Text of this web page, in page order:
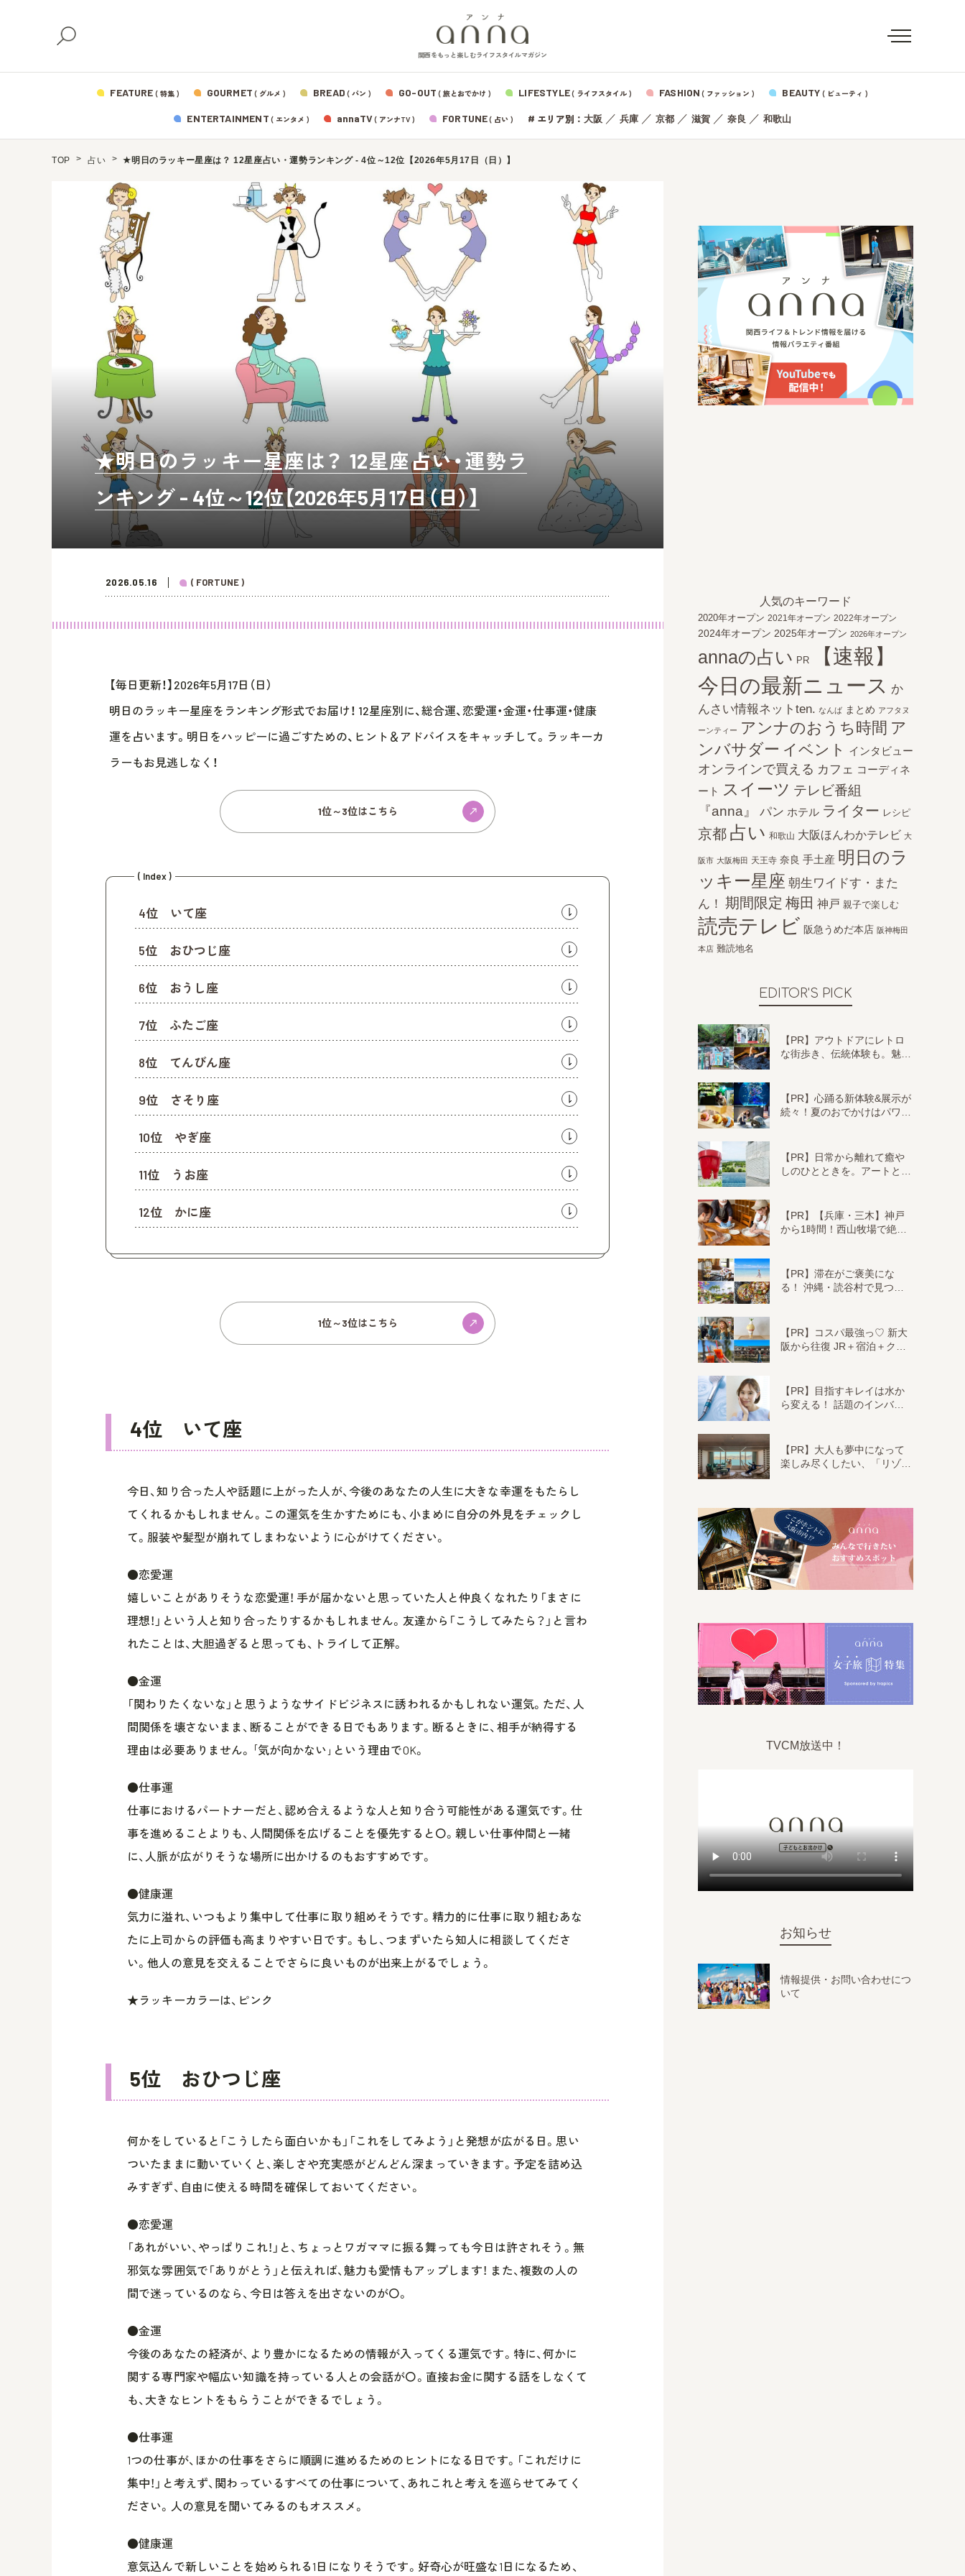
関西をもっと楽しむライフスタイルマガジン
FEATURE ( 特集 ) GOURMET ( グルメ ) BREAD ( パン ) GO-OUT ( 旅とおでかけ ) LIFESTYLE( ライフスタイル ) FASHION ( ファッション ) BEAUTY ( ビューティ )
ENTERTAINMENT ( エンタメ ) annaTV( アンナTV ) FORTUNE( 占い ) # エリア別： 大阪 ／ 兵庫／ 京都／ 滋賀／ 奈良 ／ 和歌山
TOP 占い ★明日のラッキー星座は？ 12星座占い・運勢ランキング - 4位～12位【2026年5月17日（日）】
★明日のラッキー星座は？ 12星座占い・運勢ラ
ンキング - 4位～12位【2026年5月17日（日）】
2026.05.16 ( FORTUNE )
【毎日更新！】2026年5月17日（日）
明日のラッキー星座をランキング形式でお届け！ 12星座別に、総合運、恋愛運・金運・仕事運・健康
運を占います。明日をハッピーに過ごすための、ヒント＆アドバイスをキャッチして。ラッキーカ
ラーもお見逃しなく！
1位～3位はこちら
( Index )
4位 いて座
5位 おひつじ座
6位 おうし座
7位 ふたご座
8位 てんびん座
9位 さそり座
10位 やぎ座
11位 うお座
12位 かに座
1位～3位はこちら
4位 いて座
今日、知り合った人や話題に上がった人が、今後のあなたの人生に大きな幸運をもたらし
てくれるかもしれません。この運気を生かすためにも、小まめに自分の外見をチェックし
て。服装や髪型が崩れてしまわないように心がけてください。
●恋愛運
嬉しいことがありそうな恋愛運！ 手が届かないと思っていた人と仲良くなれたり「まさに
理想！」という人と知り合ったりするかもしれません。友達から「こうしてみたら？」と言わ
れたことは、大胆過ぎると思っても、トライして正解。
●金運
「関わりたくないな」と思うようなサイドビジネスに誘われるかもしれない運気。ただ、人
間関係を壊さないまま、断ることができる日でもあります。断るときに、相手が納得する
理由は必要ありません。｢気が向かない｣という理由でOK。
●仕事運
仕事におけるパートナーだと、認め合えるような人と知り合う可能性がある運気です。仕
事を進めることよりも、人間関係を広げることを優先すると〇。親しい仕事仲間と一緒
に、人脈が広がりそうな場所に出かけるのもおすすめです。
●健康運
気力に溢れ、いつもより集中して仕事に取り組めそうです。精力的に仕事に取り組むあな
たに上司からの評価も高まりやすい日です。もし、つまずいたら知人に相談してくださ
い。他人の意見を交えることでさらに良いものが出来上がるでしょう。
★ラッキーカラーは、ピンク
5位 おひつじ座
何かをしていると「こうしたら面白いかも」「これをしてみよう」と発想が広がる日。思い
ついたままに動いていくと、楽しさや充実感がどんどん深まっていきます。予定を詰め込
みすぎず、自由に使える時間を確保しておいてください。
●恋愛運
「あれがいい、やっぱりこれ！」と、ちょっとワガママに振る舞っても今日は許されそう。無
邪気な雰囲気で「ありがとう」と伝えれば、魅力も愛情もアップします！ また、複数の人の
間で迷っているのなら、今日は答えを出さないのが〇。
●金運
今後のあなたの経済が、より豊かになるための情報が入ってくる運気です。特に、何かに
関する専門家や幅広い知識を持っている人との会話が〇。直接お金に関する話をしなくて
も、大きなヒントをもらうことができるでしょう。
●仕事運
1つの仕事が、ほかの仕事をさらに順調に進めるためのヒントになる日です。「これだけに
集中！」と考えず、関わっているすべての仕事について、あれこれと考えを巡らせてみてく
ださい。人の意見を聞いてみるのもオススメ。
●健康運
意気込んで新しいことを始められる1日になりそうです。好奇心が旺盛な1日になるため、
人気のキーワード
2020年オープン 2021年オープン 2022年オープン
2024年オープン 2025年オープン 2026年オープン
annaの占い PR
【速報】
今日の最新ニュース か
んさい情報ネットten. なんば まとめ アフタヌ
ーンティー アンナのおうち時間 ア
ンバサダー イベント インタビュー
オンラインで買える カフェ コーディネ
ート
スイーツ テレビ番組
『anna』
パン ホテル ライター レシピ
京都 占い 和歌山 大阪ほんわかテレビ 大
阪市 大阪梅田 天王寺 奈良 手土産 明日のラ
ッキー星座 朝生ワイドす・また
ん！ 期間限定 梅田 神戸 親子で楽しむ
読売テレビ 阪急うめだ本店 阪神梅田
本店 難読地名
EDITOR'S PICK
【PR】アウトドアにレトロ
な街歩き、伝統体験も。魅…
【PR】心踊る新体験&展示が
続々！夏のおでかけはパワ…
【PR】日常から離れて癒や
しのひとときを。アートと…
【PR】【兵庫・三木】神戸
から1時間！西山牧場で絶…
【PR】滞在がご褒美にな
る！ 沖縄・読谷村で見つ…
【PR】コスパ最強っ♡ 新大
阪から往復 JR＋宿泊＋ク…
【PR】目指すキレイは水か
ら変える！ 話題のインバ…
【PR】大人も夢中になって
楽しみ尽くしたい、「リゾ…
TVCM放送中！
お知らせ
情報提供・お問い合わせにつ
いて